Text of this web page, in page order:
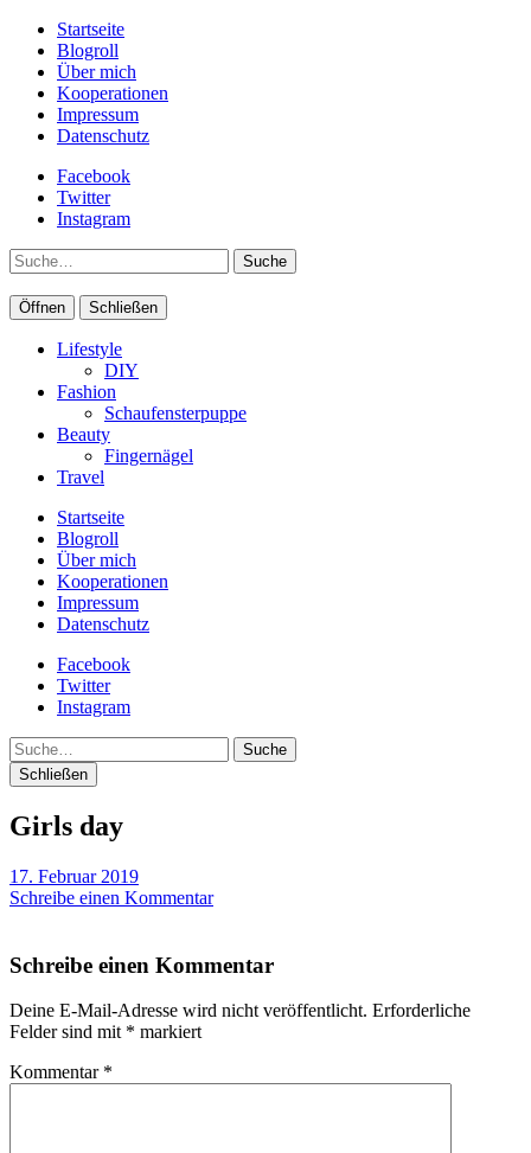
Startseite
Blogroll
Über mich
Kooperationen
Impressum
Datenschutz
Facebook
Twitter
Instagram
Suche
Öffnen Schließen
Lifestyle
DIY
Fashion
Schaufensterpuppe
Beauty
Fingernägel
Travel
Startseite
Blogroll
Über mich
Kooperationen
Impressum
Datenschutz
Facebook
Twitter
Instagram
Suche
Schließen
Girls day
17. Februar 2019
Schreibe einen Kommentar
Schreibe einen Kommentar
Deine E-Mail-Adresse wird nicht veröffentlicht. Erforderliche
Felder sind mit * markiert
Kommentar *